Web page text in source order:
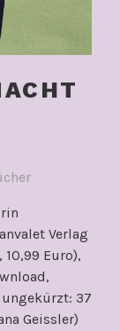
Verlag
Euro),
37
Geissler)